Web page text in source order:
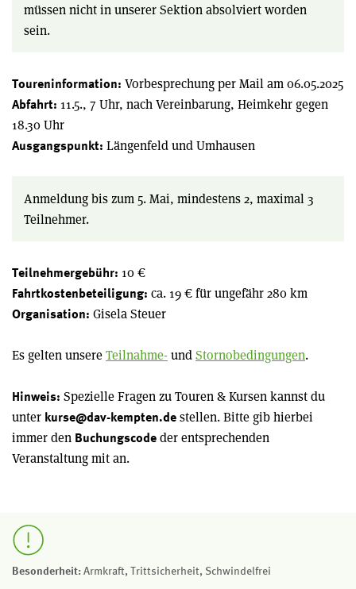
müssen nicht in unserer Sektion absolviert worden
sein.
Toureninformation: Vorbesprechung per Mail am 06.05.2025
Abfahrt: 11.5., 7 Uhr, nach Vereinbarung, Heimkehr gegen
18.30 Uhr
Ausgangspunkt: Längenfeld und Umhausen
Anmeldung bis zum 5. Mai, mindestens 2, maximal 3
Teilnehmer.
Teilnehmergebühr: 10 €
Fahrtkostenbeteiligung: ca. 19 € für ungefähr 280 km
Organisation: Gisela Steuer
Es gelten unsereTeilnahme-undStornobedingungen.
Hinweis: Spezielle Fragen zu Touren & Kursen kannst du
unter kurse@dav-kempten.de stellen. Bitte gib hierbei
immer den Buchungscode der entsprechenden
Veranstaltung mit an.
Besonderheit:Armkraft, Trittsicherheit, Schwindelfrei